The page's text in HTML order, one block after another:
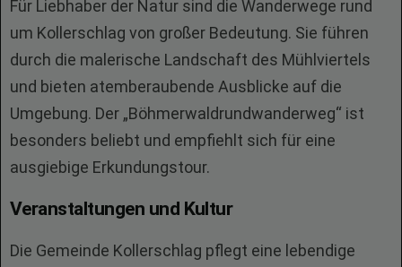
Für Liebhaber der Natur sind die Wanderwege rund
um Kollerschlag von großer Bedeutung. Sie führen
durch die malerische Landschaft des Mühlviertels
und bieten atemberaubende Ausblicke auf die
Umgebung. Der „Böhmerwaldrundwanderweg“ ist
besonders beliebt und empfiehlt sich für eine
ausgiebige Erkundungstour.
Veranstaltungen und Kultur
Die Gemeinde Kollerschlag pflegt eine lebendige